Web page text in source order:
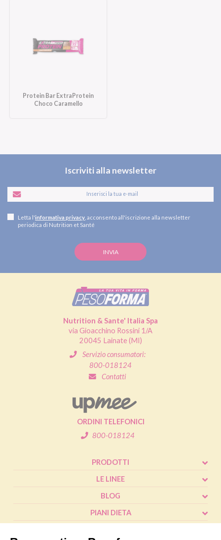
Protein Bar ExtraProtein
Choco Caramello
Iscriviti alla newsletter
Letta l'informativa privacy , acconsento all'iscrizione alla newsletter
periodica di Nutrition et Santé
Nutrition & Sante' Italia Spa
via Gioacchino Rossini 1/A
20045 Lainate (MI)
Servizio consumatori:
800-018124
Contatti
ORDINI TELEFONICI
800-018124
PRODOTTI
LE LINEE
BLOG
PIANI DIETA